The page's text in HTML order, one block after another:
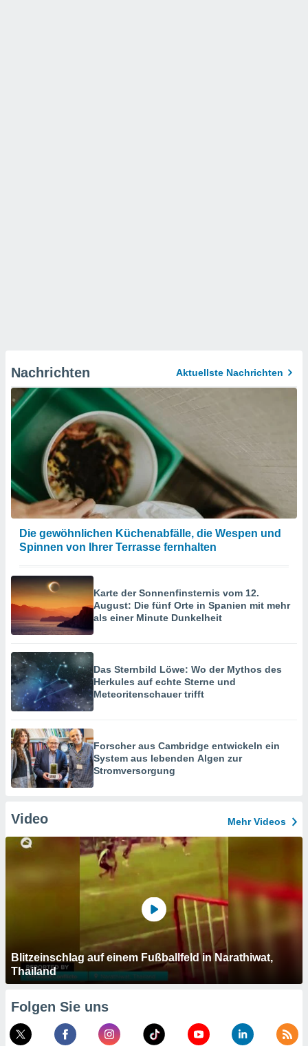
Nachrichten Aktuellste Nachrichten
Die gewöhnlichen Küchenabfälle, die Wespen und
Spinnen von Ihrer Terrasse fernhalten
Karte der Sonnenfinsternis vom 12.
August: Die fünf Orte in Spanien mit mehr
als einer Minute Dunkelheit
Das Sternbild Löwe: Wo der Mythos des
Herkules auf echte Sterne und
Meteoritenschauer trifft
Forscher aus Cambridge entwickeln ein
System aus lebenden Algen zur
Stromversorgung
Video Mehr Videos
Blitzeinschlag auf einem Fußballfeld in Narathiwat,
Thailand
Folgen Sie uns